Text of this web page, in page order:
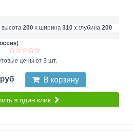
высота 200 х ширина 310 х глубина 200
цены от 3 шт.
В корзину
в один клик